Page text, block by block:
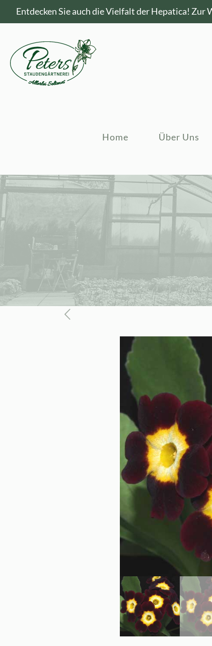
Entdecken Sie auch die Vielfalt der Hepatica! Zur
Home Über Uns